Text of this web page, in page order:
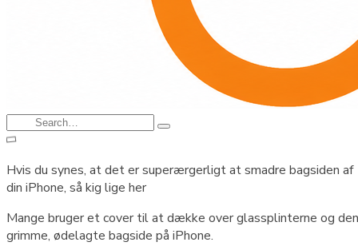
Search
for:
Type
enter
Hvis du synes, at det er superærgerligt at smadre bagsiden af
din iPhone, så kig lige her
Mange bruger et cover til at dække over glassplinterne og den
grimme, ødelagte bagside på iPhone.